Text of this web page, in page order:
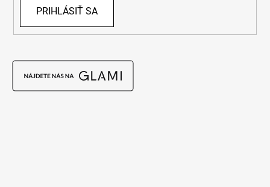
PRIHLÁSIŤ SA